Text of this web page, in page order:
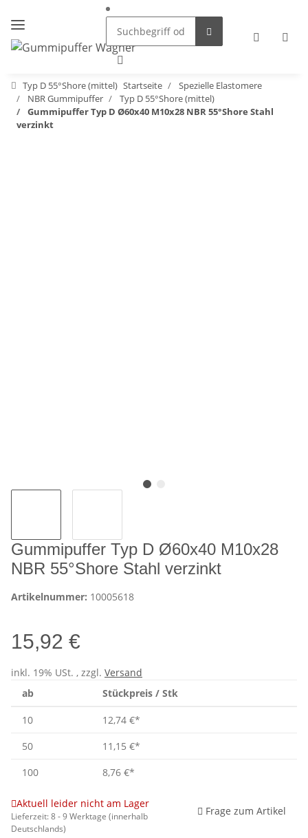
Typ D 55°Shore (mittel) Startseite
Spezielle Elastomere
NBR Gummipuffer
Typ D 55°Shore (mittel)
Gummipuffer Typ D Ø60x40 M10x28 NBR 55°Shore Stahl
verzinkt
Gummipuffer Typ D Ø60x40 M10x28
NBR 55°Shore Stahl verzinkt
Artikelnummer: 10005618
15,92 €
inkl. 19% USt. , zzgl. Versand
ab
Stückpreis / Stk
10 12,74 €*
50
11,15 €*
100
8,76 €*
Aktuell leider nicht am Lager
Lieferzeit:8 - 9 Werktage (innerhalb
Deutschlands)
Frage zum Artikel